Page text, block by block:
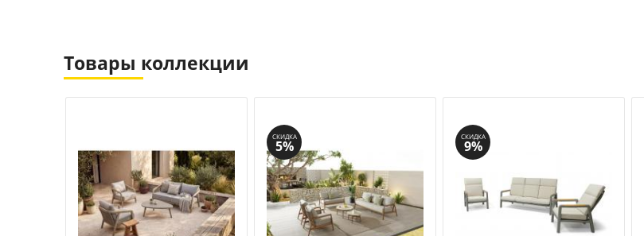
Товары коллекции
СКИДКА
5%
СКИДКА
9%